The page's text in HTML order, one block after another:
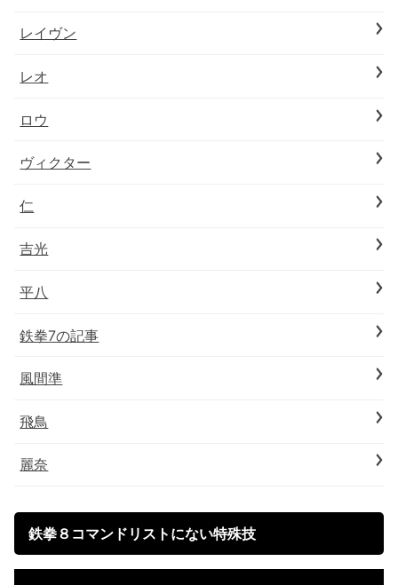
レイヴン
レオ
ロウ
ヴィクター
仁
吉光
平八
鉄拳7の記事
風間準
飛鳥
麗奈
鉄拳８コマンドリストにない特殊技